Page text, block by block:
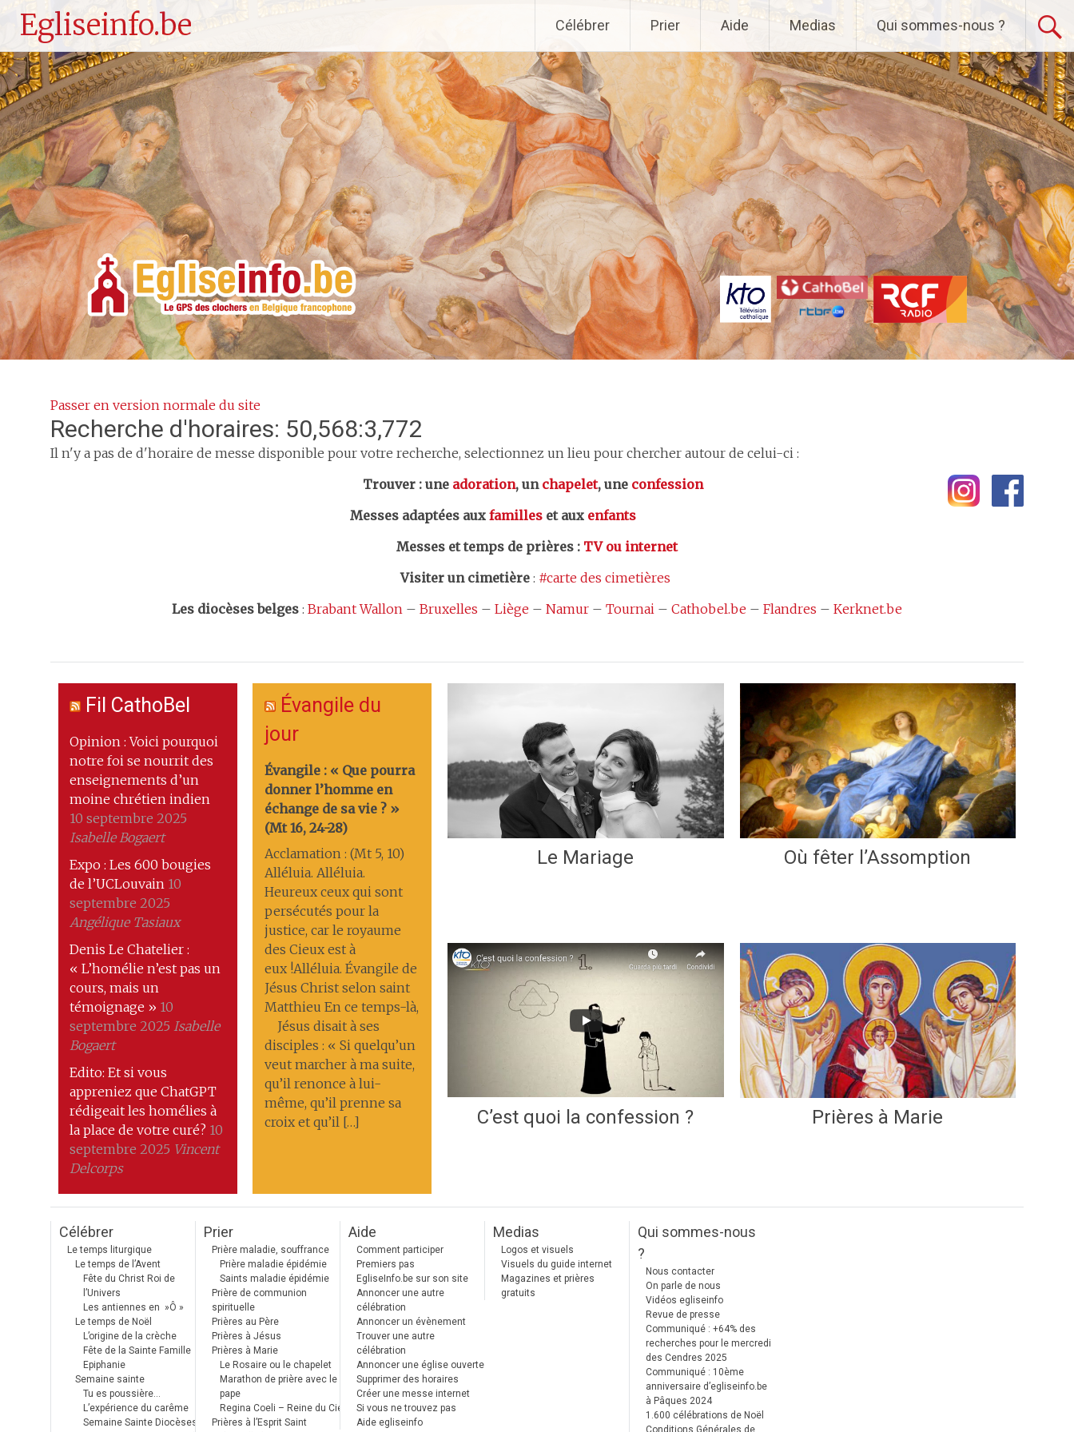
Egliseinfo.be
au
principal
Célébrer Prier Aide Medias Qui sommes-nous ?
Passer en version normale du site
Recherche d'horaires: 50,568:3,772
Il n'y a pas de d'horaire de messe disponible pour votre recherche, selectionnez un lieu pour chercher autour de celui-ci :
Trouver : une adoration, un chapelet, une confession
Messes adaptées aux familles et aux enfants
Messes et temps de prières : TV ou internet
Visiter un cimetière : #carte des cimetières
Les diocèses belges : Brabant Wallon – Bruxelles – Liège – Namur – Tournai – Cathobel.be – Flandres – Kerknet.be
Fil CathoBel
Opinion : Voici pourquoi
notre foi se nourrit des
enseignements d’un
moine chrétien indien
10 septembre 2025
Isabelle Bogaert
Expo : Les 600 bougies
de l’UCLouvain 10
septembre 2025
Angélique Tasiaux
Denis Le Chatelier :
« L’homélie n’est pas un
cours, mais un
témoignage » 10
septembre 2025 Isabelle
Bogaert
Edito: Et si vous
appreniez que ChatGPT
rédigeait les homélies à
la place de votre curé? 10
septembre 2025 Vincent
Delcorps
Évangile du
jour
Évangile : « Que pourra
donner l’homme en
échange de sa vie ? »
(Mt 16, 24-28)
Acclamation : (Mt 5, 10)
Alléluia. Alléluia.
Heureux ceux qui sont
persécutés pour la
justice, car le royaume
des Cieux est à
eux !Alléluia. Évangile de
Jésus Christ selon saint
Matthieu En ce temps-là,
Jésus disait à ses
disciples : « Si quelqu’un
veut marcher à ma suite,
qu’il renonce à lui-
même, qu’il prenne sa
croix et qu’il […]
Le Mariage Où fêter l’Assomption
C’est quoi la confession ? Prières à Marie
Célébrer
Le temps liturgique
Le temps de l’Avent
Fête du Christ Roi de
l’Univers
Les antiennes en »Ô »
Le temps de Noël
L’origine de la crèche
Fête de la Sainte Famille
Epiphanie
Semaine sainte
Tu es poussière…
L’expérience du carême
Semaine Sainte Diocèses
Prier
Prière maladie, souffrance
Prière maladie épidémie
Saints maladie épidémie
Prière de communion
spirituelle
Prières au Père
Prières à Jésus
Prières à Marie
Le Rosaire ou le chapelet
Marathon de prière avec le
pape
Regina Coeli – Reine du Ciel
Prières à l’Esprit Saint
Aide
Comment participer
Premiers pas
EgliseInfo.be sur son site
Annoncer une autre
célébration
Annoncer un évènement
Trouver une autre
célébration
Annoncer une église ouverte
Supprimer des horaires
Créer une messe internet
Si vous ne trouvez pas
Aide egliseinfo
Medias
Logos et visuels
Visuels du guide internet
Magazines et prières
gratuits
Qui sommes-nous
?
Nous contacter
On parle de nous
Vidéos egliseinfo
Revue de presse
Communiqué : +64% des
recherches pour le mercredi
des Cendres 2025
Communiqué : 10ème
anniversaire d’egliseinfo.be
à Pâques 2024
1.600 célébrations de Noël
Conditions Générales de